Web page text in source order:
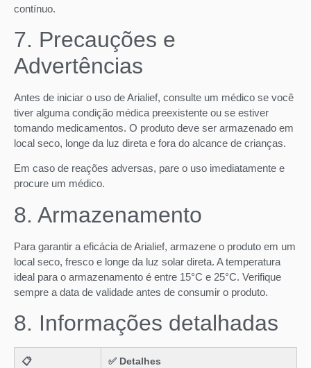
contínuo.
7. Precauções e
Advertências
Antes de iniciar o uso de Arialief, consulte um médico se você
tiver alguma condição médica preexistente ou se estiver
tomando medicamentos. O produto deve ser armazenado em
local seco, longe da luz direta e fora do alcance de crianças.
Em caso de reações adversas, pare o uso imediatamente e
procure um médico.
8. Armazenamento
Para garantir a eficácia de Arialief, armazene o produto em um
local seco, fresco e longe da luz solar direta. A temperatura
ideal para o armazenamento é entre 15°C e 25°C. Verifique
sempre a data de validade antes de consumir o produto.
8. Informações detalhadas
📋
✅ Detalhes